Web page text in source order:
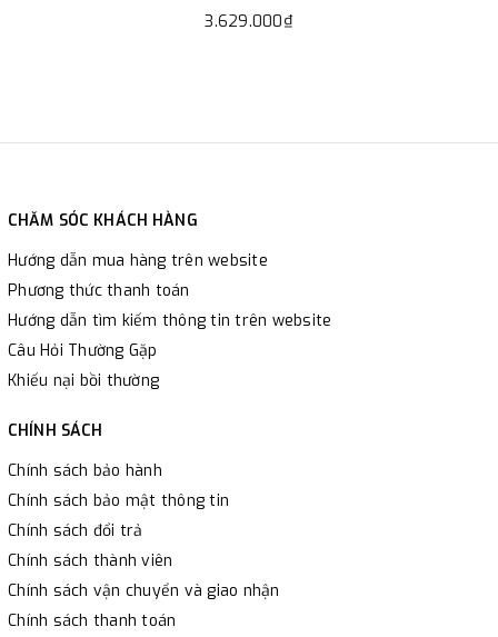
3.629.000₫
CHĂM SÓC KHÁCH HÀNG
Hướng dẫn mua hàng trên website
Phương thức thanh toán
Hướng dẫn tìm kiếm thông tin trên website
Câu Hỏi Thường Gặp
Khiếu nại bồi thường
CHÍNH SÁCH
Chính sách bảo hành
Chính sách bảo mật thông tin
Chính sách đổi trả
Chính sách thành viên
Chính sách vận chuyển và giao nhận
Chính sách thanh toán